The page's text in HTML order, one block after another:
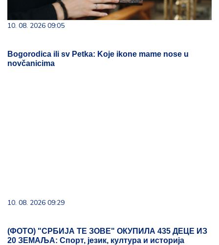
10. 08. 2026 09:05
Bogorodica ili sv Petka: Koje ikone mame nose u
novčanicima
10. 08. 2026 09:29
(ФОТО) "СРБИЈА ТЕ ЗОВЕ" ОКУПИЛА 435 ДЕЦЕ ИЗ
20 ЗЕМАЉА: Спорт, језик, култура и историја